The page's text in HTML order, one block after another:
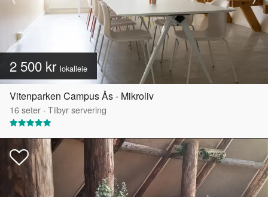
2 500 kr lokalleie
Vitenparken Campus Ås - Mikroliv
16seter · Tilbyr servering